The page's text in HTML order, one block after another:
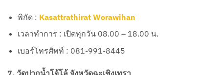
พิกัด : Kasattrathirat Worawihan
เวลาทำการ : เปิดทุกวัน 08.00 – 18.00 น.
เบอร์โทรศัพท์ : 081-991-8445
7. วัดปากน้ำโจ้โล้ จังหวัดฉะเชิงเทรา